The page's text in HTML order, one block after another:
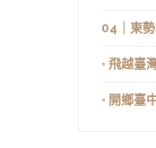
04｜東
◦ 飛越臺
◦ 開鄉臺